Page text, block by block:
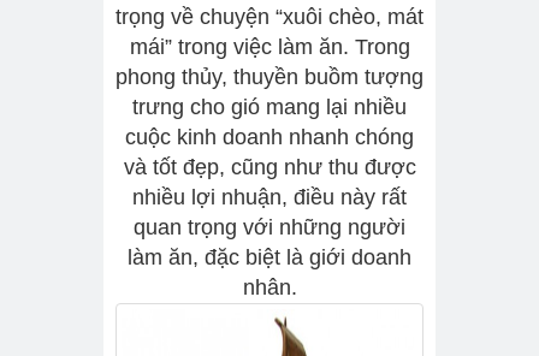
trọng về chuyện “xuôi chèo, mát
mái” trong việc làm ăn. Trong
phong thủy, thuyền buồm tượng
trưng cho gió mang lại nhiều
cuộc kinh doanh nhanh chóng
và tốt đẹp, cũng như thu được
nhiều lợi nhuận, điều này rất
quan trọng với những người
làm ăn, đặc biệt là giới doanh
nhân.